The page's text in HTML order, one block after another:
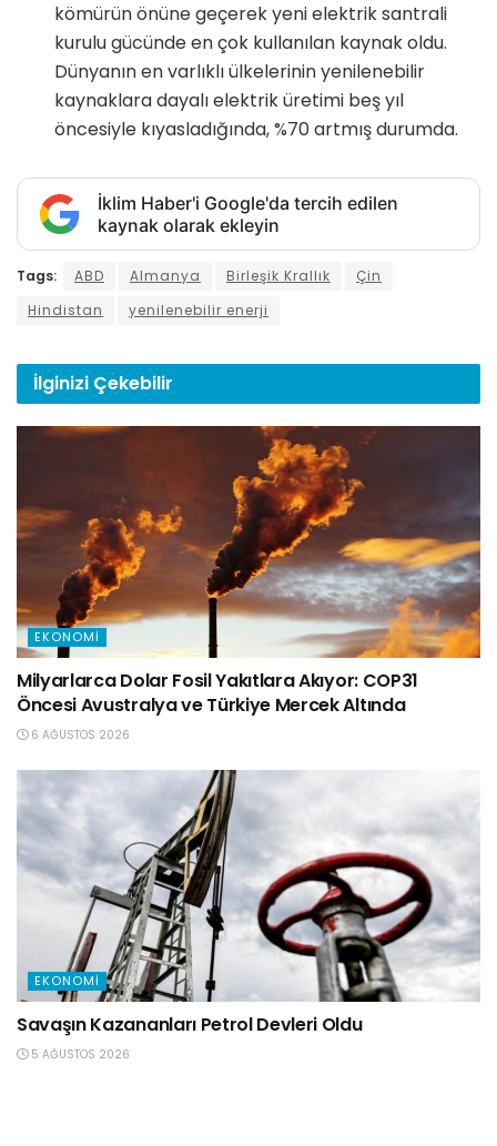
kömürün önüne geçerek yeni elektrik santrali
kurulu gücünde en çok kullanılan kaynak oldu.
Dünyanın en varlıklı ülkelerinin yenilenebilir
kaynaklara dayalı elektrik üretimi beş yıl
öncesiyle kıyasladığında, %70 artmış durumda.
İklim Haber'i Google'da tercih edilen
kaynak olarak ekleyin
Tags: ABD Almanya Birleşik Krallık
Çin
Hindistan
yenilenebilir enerji
İlginizi Çekebilir
EKONOMI
Milyarlarca Dolar Fosil Yakıtlara Akıyor: COP31
Öncesi Avustralya ve Türkiye Mercek Altında
6 AĞUSTOS 2026
EKONOMI
Savaşın Kazananları Petrol Devleri Oldu
5 AĞUSTOS 2026